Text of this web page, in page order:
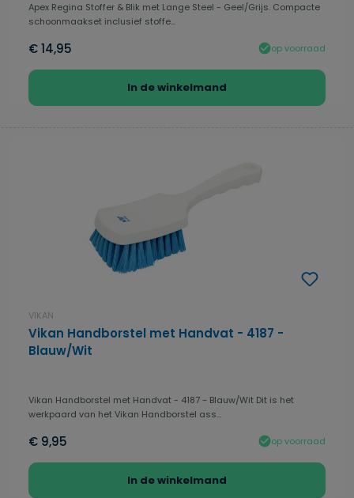
Apex Regina Stoffer & Blik met Lange Steel - Geel/Grijs. Compacte
schoonmaakset inclusief stoffe...
€ 14,95 op voorraad
In de winkelmand
VIKAN
Vikan Handborstel met Handvat - 4187 -
Blauw/Wit
Vikan Handborstel met Handvat - 4187 - Blauw/Wit Dit is het
werkpaard van het Vikan Handborstel ass...
€ 9,95 op voorraad
In de winkelmand